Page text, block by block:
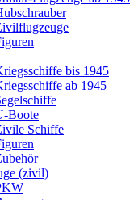
bis 1945
ab 1945
Boote
Schiffe
(zivil)